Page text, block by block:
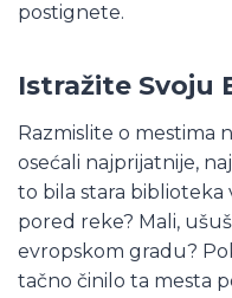
postignete.
Istražite Svoju
Razmislite o mestima
osećali najprijatnije,
to bila stara biblioteka
pored reke? Mali,
evropskom gradu?
tačno činilo ta mesta